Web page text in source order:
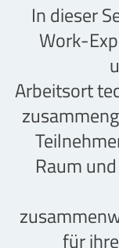
In dieser
Work-
Arbeitsort
Raum
für